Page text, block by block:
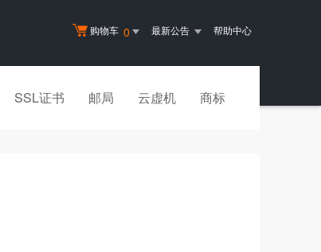
购物车 0 最新公告 帮助中心
SSL证书 邮局 云虚机 商标